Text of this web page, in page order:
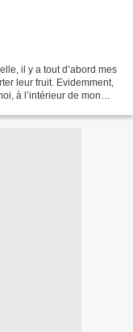
il y a tout d’abord mes
leur fruit. Evidemment,
à l’intérieur de mon